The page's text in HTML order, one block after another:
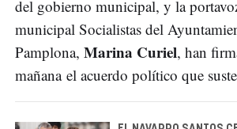
del gobierno municipal, y la
municipal Socialistas del
Pamplona, Marina Curiel, han
mañana el acuerdo político que